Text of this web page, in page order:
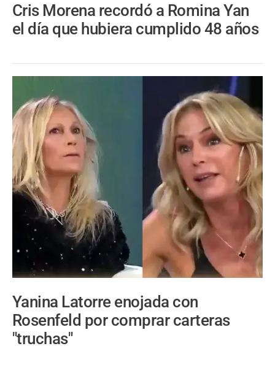
Cris Morena recordó a Romina Yan
el día que hubiera cumplido 48 años
Yanina Latorre enojada con
Rosenfeld por comprar carteras
"truchas"